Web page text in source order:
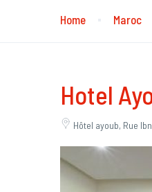
Home Maroc
Hotel
Hôtel ayoub, Rue